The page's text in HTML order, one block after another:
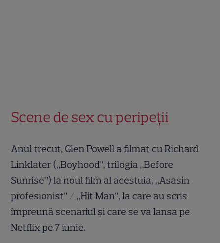
Scene de sex cu peripeții
Anul trecut, Glen Powell a filmat cu Richard
Linklater („Boyhood”, trilogia „Before
Sunrise”) la noul film al acestuia, „Asasin
profesionist” / „Hit Man”, la care au scris
împreună scenariul și care se va lansa pe
Netflix pe 7 iunie.